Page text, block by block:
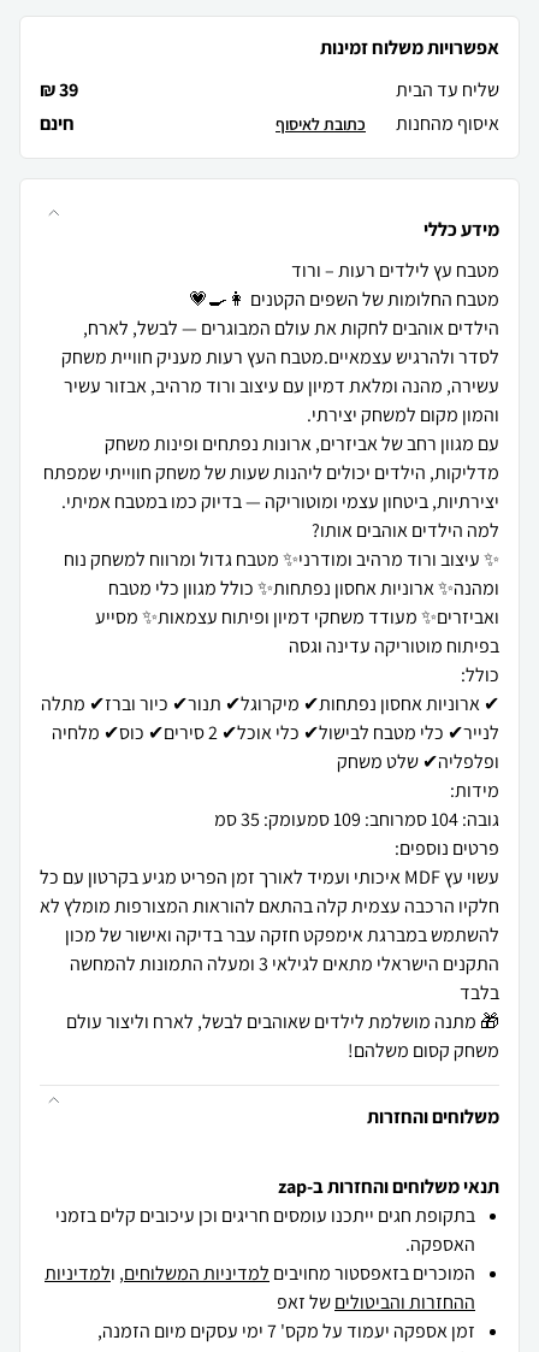
אפשרויות משלוח זמינות
שליח עד הבית
39 ₪
איסוף מהחנות
חינם כתובת לאיסוף
מידע כללי
הילדים אוהבים לחקות את עולם המבוגרים — לבשל, לארח,
לסדר ולהרגיש עצמאיים.מטבח העץ רעות מעניק חוויית משחק
עשירה, מהנה ומלאת דמיון עם עיצוב ורוד מרהיב, אבזור עשיר
עם מגוון רחב של אביזרים, ארונות נפתחים ופינות משחק
מדליקות, הילדים יכולים ליהנות שעות של משחק חווייתי שמפתח
✨ עיצוב ורוד מרהיב ומודרני✨ מטבח גדול ומרווח למשחק נוח
ומהנה✨ ארוניות אחסון נפתחות✨ כולל מגוון כלי מטבח
ואביזרים✨ מעודד משחקי דמיון ופיתוח עצמאות✨ מסייע
✔ ארוניות אחסון נפתחות✔ מיקרוגל✔ תנור✔ כיור וברז✔ מתלה
לנייר✔ כלי מטבח לבישול✔ כלי אוכל✔ 2 סירים✔ כוס✔ מלחיה
עשוי עץ MDF איכותי ועמיד לאורך זמן הפריט מגיע בקרטון עם כל
חלקיו הרכבה עצמית קלה בהתאם להוראות המצורפות מומלץ לא
להשתמש במברגת אימפקט חזקה עבר בדיקה ואישור של מכון
התקנים הישראלי מתאים לגילאי 3 ומעלה התמונות להמחשה
🎁 מתנה מושלמת לילדים שאוהבים לבשל, לארח וליצור עולם
משחק קסום משלהם!
משלוחים והחזרות
תנאי משלוחים והחזרות ב-zap
בתקופת חגים ייתכנו עומסים חריגים וכן עיכובים קלים בזמני
האספקה.
המוכרים בזאפסטור מחויבים למדיניות המשלוחים, ולמדיניות
ההחזרות והביטוליםשל זאפ
זמן אספקה יעמוד על מקס' 7 ימי עסקים מיום הזמנה,